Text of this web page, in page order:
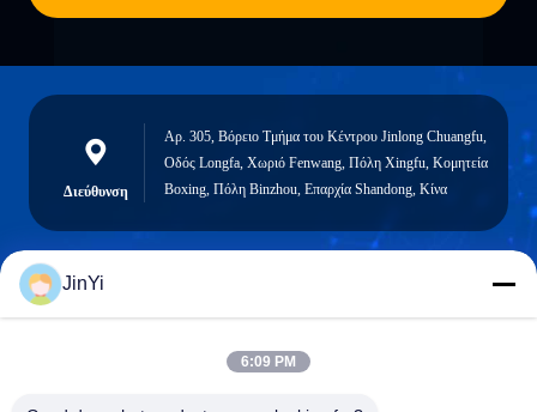
Διεύθυνση
Αρ. 305, Βόρειο Τμήμα του Κέντρου Jinlong Chuangfu,
Οδός Longfa, Χωριό Fenwang, Πόλη Xingfu, Κομητεία
Boxing, Πόλη Binzhou, Επαρχία Shandong, Κίνα
chenshasha1867@gmail.com
JinYi
6:09 PM